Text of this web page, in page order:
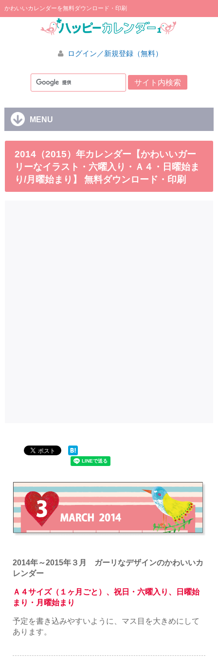
かわいいカレンダーを無料ダウンロード・印刷
ログイン／新規登録（無料）
MENU
2014（2015）年カレンダー【かわいいガー
リーなイラスト・六曜入り・Ａ４・日曜始ま
り/月曜始まり】 無料ダウンロード・印刷
2014年～2015年３月 ガーリなデザインのかわいいカ
レンダー
Ａ４サイズ（１ヶ月ごと）、祝日・六曜入り、日曜始
まり・月曜始まり
予定を書き込みやすいように、マス目を大きめにして
あります。